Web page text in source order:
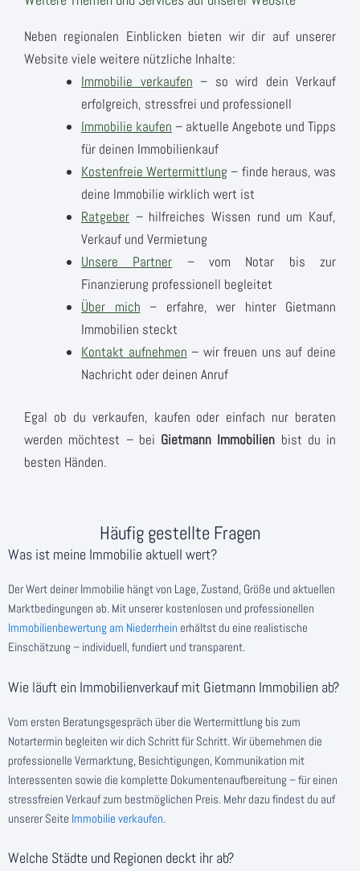
Neben regionalen Einblicken bieten wir dir auf unserer
Website viele weitere nützliche Inhalte:
Immobilie verkaufen – so wird dein Verkauf
erfolgreich, stressfrei und professionell
Immobilie kaufen – aktuelle Angebote und Tipps
für deinen Immobilienkauf
Kostenfreie Wertermittlung – finde heraus, was
deine Immobilie wirklich wert ist
Ratgeber – hilfreiches Wissen rund um Kauf,
Verkauf und Vermietung
Unsere Partner – vom Notar bis zur
Finanzierung professionell begleitet
Über mich – erfahre, wer hinter Gietmann
Immobilien steckt
Kontakt aufnehmen – wir freuen uns auf deine
Nachricht oder deinen Anruf
Egal ob du verkaufen, kaufen oder einfach nur beraten
werden möchtest – bei Gietmann Immobilien bist du in
besten Händen.
Häufig gestellte Fragen
Was ist meine Immobilie aktuell wert?
Der Wert deiner Immobilie hängt von Lage, Zustand, Größe und aktuellen
Marktbedingungen ab. Mit unserer kostenlosen und professionellen
Immobilienbewertung am Niederrhein erhältst du eine realistische
Einschätzung – individuell, fundiert und transparent.
Wie läuft ein Immobilienverkauf mit Gietmann Immobilien ab?
Vom ersten Beratungsgespräch über die Wertermittlung bis zum
Notartermin begleiten wir dich Schritt für Schritt. Wir übernehmen die
professionelle Vermarktung, Besichtigungen, Kommunikation mit
Interessenten sowie die komplette Dokumentenaufbereitung – für einen
stressfreien Verkauf zum bestmöglichen Preis. Mehr dazu findest du auf
unserer Seite Immobilie verkaufen
Welche Städte und Regionen deckt ihr ab?